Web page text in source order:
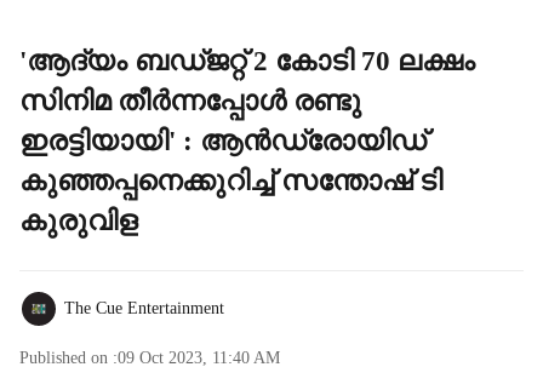
'ആദ്യം ബഡ്ജറ്റ് 2 കോടി 70 ലക്ഷം
സിനിമ തീർന്നപ്പോൾ രണ്ടു
ഇരട്ടിയായി' : ആൻഡ്രോയിഡ്
കുഞ്ഞപ്പനെക്കുറിച്ച് സന്തോഷ് ടി
കുരുവിള
The Cue Entertainment
Published on :09 Oct 2023, 11:40 AM